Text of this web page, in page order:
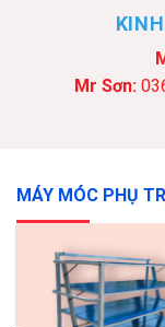
Mr Sơn:
MÁY MÓC PHỤ